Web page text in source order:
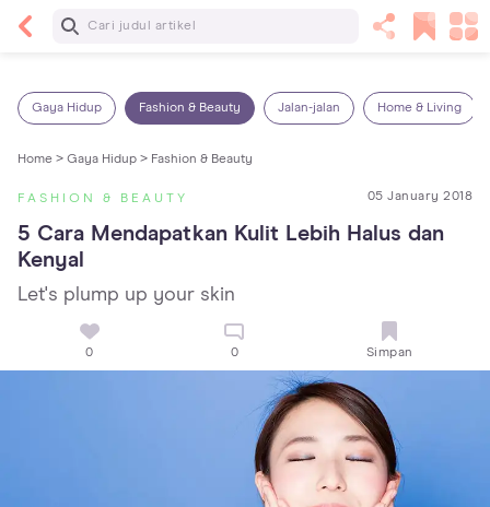
Baca Selanjutnya
Gaya Hidup Fashion & Beauty Jalan-jalan Home & Living
Home > Gaya Hidup > Fashion & Beauty
FASHION & BEAUTY 05 January 2018
5 Cara Mendapatkan Kulit Lebih Halus dan
Kenyal
Let's plump up your skin
0 0 Simpan